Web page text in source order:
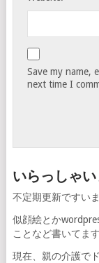
Save my name,
next time I
いらっしゃい
不定期更新ですい
似顔絵とか
ことなど書いてます
現在、親の介護で